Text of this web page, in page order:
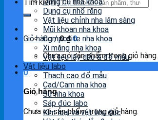
Tìm kiếm:
Giỏ hàng /0₫ 0
Chưa có sản phẩm trong giỏ hàng.
0
Giỏ hàng
Chưa có sản phẩm trong giỏ hàng.
Dụng cụ nhổ răng
Vật liệu chỉnh nha lâm sàng
Mũi khoan nha khoa
Composite nha khoa
Xi măng nha khoa
Vật liệu lấy dấu & đổ mẫu
Vật liệu labo
Thạch cao đổ mẫu
Cad/Cam nha khoa
Sứ nha khoa
Sáp đúc labo
Kim loại và vật liệu đúc